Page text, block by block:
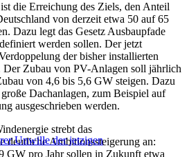
die Erreichung des Ziels, den Anteil
von derzeit etwa 50 auf 65
Dazu legt das Gesetz Ausbaupfade
werden sollen. Der jetzt
der bisher installierten
Der Zubau von PV-Anlagen soll jährlich
von 4,6 bis 5,6 GW steigen. Dazu
Dachanlagen, zum Beispiel auf
ausgeschrieben werden.
Unwille der jetzigen
strebt das
deutliche Ambitionssteigerung an:
GW pro Jahr sollen in Zukunft etwa